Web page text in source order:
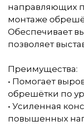
направляющих
монтаже
Обеспечивает
позволяет
Преимущества:
• Помогает
обрешётки по
• Усиленная
повышенных